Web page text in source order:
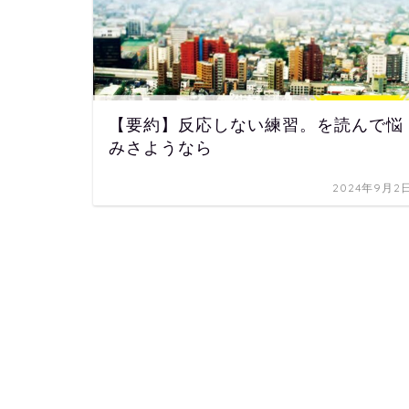
【要約】反応しない練習。を読んで悩
みさようなら
2024年9月2